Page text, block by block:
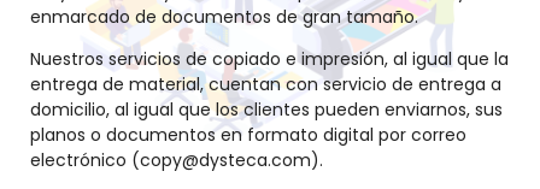
enmarcado de documentos de gran tamaño.
Nuestros servicios de copiado e impresión, al igual que la
entrega de material, cuentan con servicio de entrega a
domicilio, al igual que los clientes pueden enviarnos, sus
planos o documentos en formato digital por correo
electrónico (copy@dysteca.com).